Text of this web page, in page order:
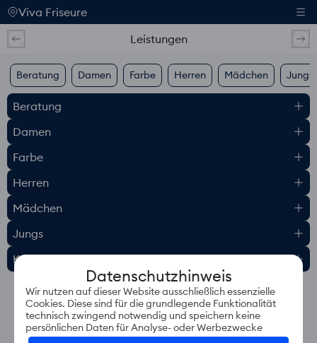
Viva Friseure
Leistungen
Beratung Damen Farbe Herren Mädchen Jungs
Beratung
Damen
Farbe
Herren
Mädchen
Jungs
Kosmetik
Datenschutzhinweis
Wir nutzen auf dieser Website ausschließlich essenzielle
Cookies. Diese sind für die grundlegende Funktionalität
technisch zwingend notwendig und speichern keine
persönlichen Daten für Analyse- oder Werbezwecke